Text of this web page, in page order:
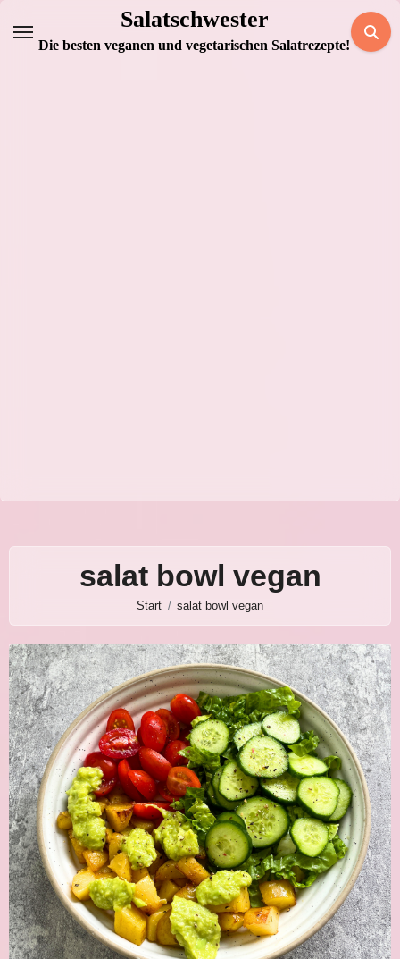
Inhalt
Salatschwester
Die besten veganen und vegetarischen Salatrezepte!
salat bowl vegan
Start salat bowl vegan